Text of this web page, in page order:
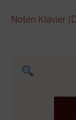
Noten Klavier